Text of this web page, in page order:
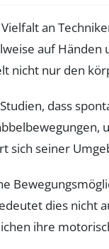
an
auf
nicht nur den
dass
sich seiner
dies nicht
ihre